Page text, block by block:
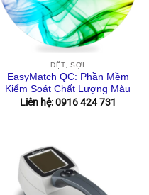
DỆT, SỢI
EasyMatch QC: Phần Mềm
Kiểm Soát Chất Lượng Màu
Liên hệ: 0916 424 731